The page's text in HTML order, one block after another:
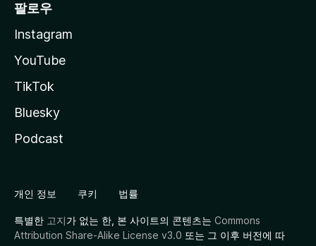
팔로우
Instagram
YouTube
TikTok
Bluesky
Podcast
개인 정보 쿠키 법률
특별한 고지가 없는 한, 본 사이트의 콘텐츠는 Commons
Attribution Share-Alike License v3.0 또는 그 이후 버전에 따